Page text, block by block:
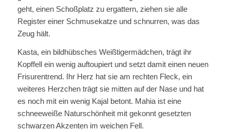
geht, einen Schoßplatz zu ergattern, ziehen sie alle
Register einer Schmusekatze und schnurren, was das
Zeug hält.
Kasta, ein bildhübsches Weißtigermädchen, trägt ihr
Kopffell ein wenig auftoupiert und setzt damit einen neuen
Frisurentrend. Ihr Herz hat sie am rechten Fleck, ein
weiteres Herzchen trägt sie mitten auf der Nase und hat
es noch mit ein wenig Kajal betont. Mahia ist eine
schneeweiße Naturschönheit mit gekonnt gesetzten
schwarzen Akzenten im weichen Fell.